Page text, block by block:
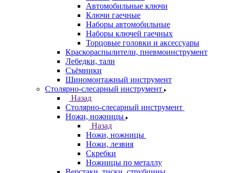
Автомобильные ключи
Ключи гаечные
Наборы автомобильные
Наборы ключей гаечных
Торцовые головки и аксессуары
Краскораспылители, пневмоинструмент
Лебедки, тали
Съёмники
Шиномонтажный инструмент
Столярно-слесарный инструмент
Назад
Столярно-слесарный инструмент
Ножи, ножницы
Назад
Ножи, ножницы
Ножи, лезвия
Скребки
Ножницы по металлу